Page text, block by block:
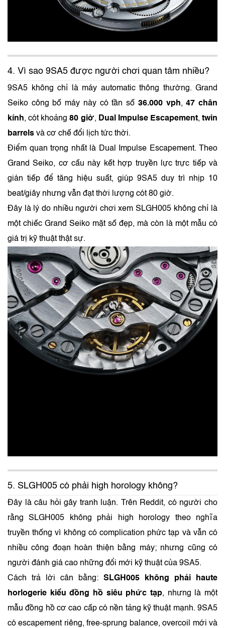
4. Vì sao 9SA5 được người chơi quan tâm nhiều?
9SA5 không chỉ là máy automatic thông thường. Grand
Seiko công bố máy này có tần số 36.000 vph,47 chân
kính, cót khoảng80 giờ, Dual Impulse Escapement, twin
barrels và cơ chế đổi lịch tức thời.
Điểm quan trọng nhất là Dual Impulse Escapement. Theo
Grand Seiko, cơ cấu này kết hợp truyền lực trực tiếp và
gián tiếp để tăng hiệu suất, giúp 9SA5 duy trì nhịp 10
beat/giây nhưng vẫn đạt thời lượng cót 80 giờ.
Đây là lý do nhiều người chơi xem SLGH005 không chỉ là
một chiếc Grand Seiko mặt số đẹp, mà còn là một mẫu có
giá trị kỹ thuật thật sự.
5. SLGH005 có phải high horology không?
Đây là câu hỏi gây tranh luận. Trên Reddit, có người cho
rằng SLGH005 không phải high horology theo nghĩa
truyền thống vì không có complication phức tạp và vẫn có
nhiều công đoạn hoàn thiện bằng máy; nhưng cũng có
người đánh giá cao những đổi mới kỹ thuật của 9SA5.
Cách trả lời cân bằng: SLGH005 không phải haute
horlogerie kiểu đồng hồ siêu phức tạp, nhưng là một
mẫu đồng hồ cơ cao cấp có nền tảng kỹ thuật mạnh. 9SA5
có escapement riêng, free-sprung balance, overcoil mới và